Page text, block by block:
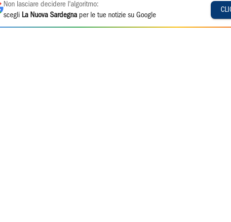
Non lasciare decidere l'algoritmo:
scegli La Nuova Sardegna per le tue notizie su Google